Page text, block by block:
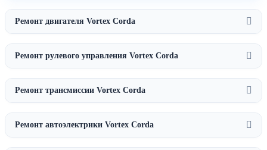
Ремонт двигателя Vortex Corda
Ремонт рулевого управления Vortex Corda
Ремонт трансмиссии Vortex Corda
Ремонт автоэлектрики Vortex Corda